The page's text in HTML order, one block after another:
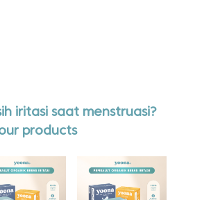
iritasi saat menstruasi?
products